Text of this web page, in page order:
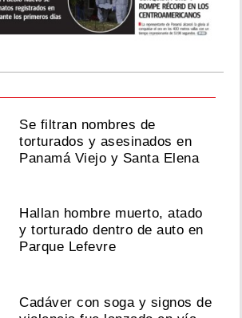
Se filtran nombres de
torturados y asesinados en
Panamá Viejo y Santa Elena
Hallan hombre muerto, atado
y torturado dentro de auto en
Parque Lefevre
Cadáver con soga y signos de